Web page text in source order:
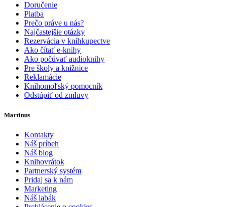
Doručenie
Platba
Prečo práve u nás?
Najčastejšie otázky
Rezervácia v kníhkupectve
Ako čítať e-knihy
Ako počúvať audioknihy
Pre školy a knižnice
Reklamácie
Knihomoľský pomocník
Odstúpiť od zmluvy
Martinus
Kontakty
Náš príbeh
Náš blog
Knihovrátok
Partnerský systém
Pridaj sa k nám
Marketing
Náš labák